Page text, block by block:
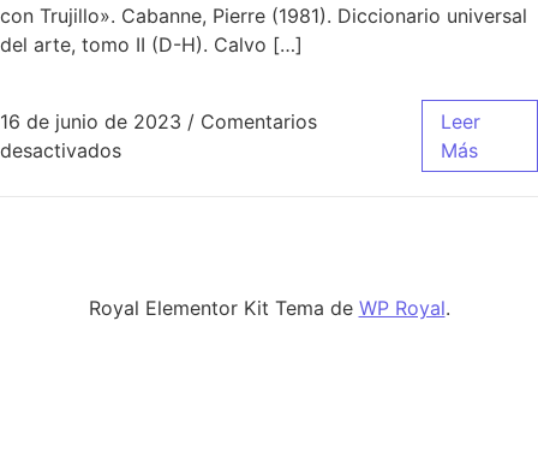
con Trujillo». Cabanne, Pierre (1981). Diccionario universal
del arte, tomo II (D-H). Calvo […]
16 de junio de 2023 / Comentarios
desactivadosen camiseta del real madrid para bebes
Leer
Más
Royal Elementor Kit Tema de WP Royal.